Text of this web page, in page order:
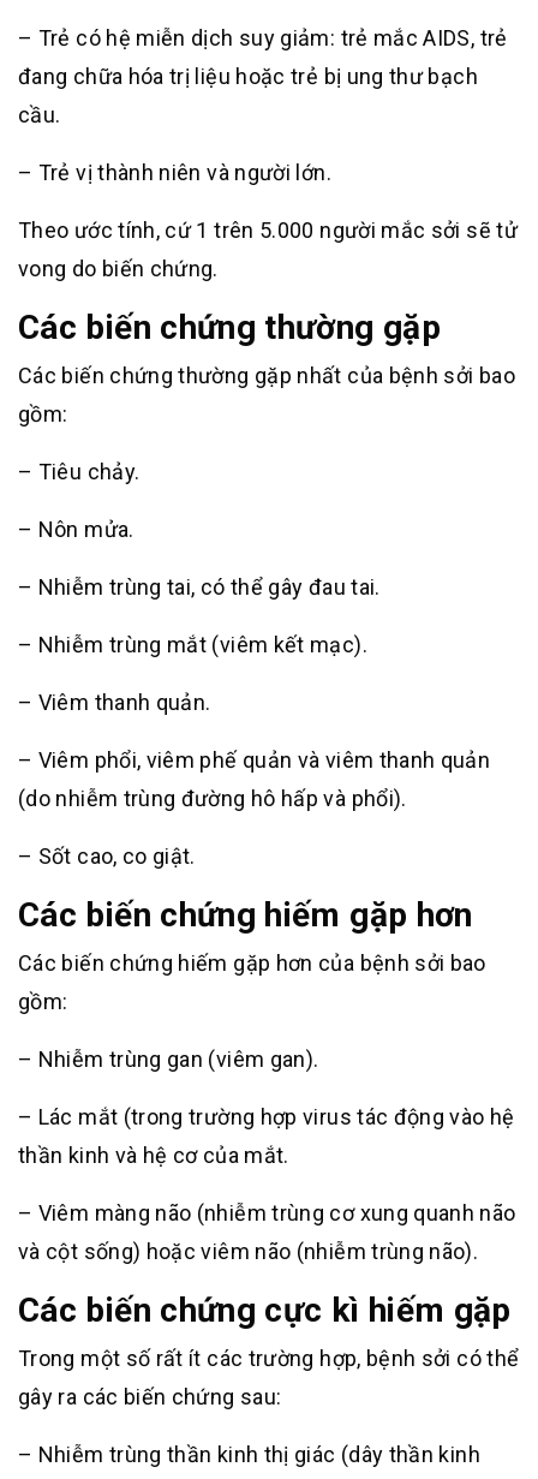
– Trẻ có hệ miễn dịch suy giảm: trẻ mắc AIDS, trẻ
đang chữa hóa trị liệu hoặc trẻ bị ung thư bạch
cầu.
– Trẻ vị thành niên và người lớn.
Theo ước tính, cứ 1 trên 5.000 người mắc sởi sẽ tử
vong do biến chứng.
Các biến chứng thường gặp
Các biến chứng thường gặp nhất của bệnh sởi bao
gồm:
– Tiêu chảy.
– Nôn mửa.
– Nhiễm trùng tai, có thể gây đau tai.
– Nhiễm trùng mắt (viêm kết mạc).
– Viêm thanh quản.
– Viêm phổi, viêm phế quản và viêm thanh quản
(do nhiễm trùng đường hô hấp và phổi).
– Sốt cao, co giật.
Các biến chứng hiếm gặp hơn
Các biến chứng hiếm gặp hơn của bệnh sởi bao
gồm:
– Nhiễm trùng gan (viêm gan).
– Lác mắt (trong trường hợp virus tác động vào hệ
thần kinh và hệ cơ của mắt.
– Viêm màng não (nhiễm trùng cơ xung quanh não
và cột sống) hoặc viêm não (nhiễm trùng não).
Các biến chứng cực kì hiếm gặp
Trong một số rất ít các trường hợp, bệnh sởi có thể
gây ra các biến chứng sau:
– Nhiễm trùng thần kinh thị giác (dây thần kinh